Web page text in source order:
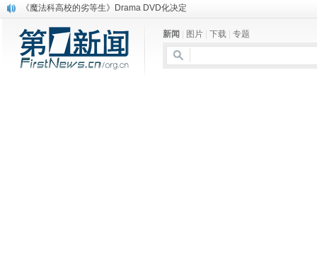
《魔法科高校的劣等生》Drama DVD化决定
消息称刘强东要求京东商城明年扭亏为盈
保健品也能吃出一身病? 康宝莱员工自揭多项家丑
煤价"跳水"电企利润"蹦高" 电煤联动亟待完善
新闻 图片 下载 专题